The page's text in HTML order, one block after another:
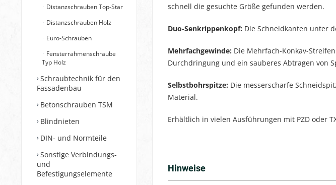
Distanzschrauben Top-Star
Distanzschrauben Holz
Euro-Schrauben
Fensterrahmenschraube
Typ Holz
Schraubtechnik für den
Fassadenbau
Betonschrauben TSM
Blindnieten
DIN- und Normteile
Sonstige Verbindungs-
und
Befestigungselemente
schnell die gesuchte Größe gefunden werden.
Duo-Senkrippenkopf: Die Schneidkanten unter
Mehrfachgewinde: Die Mehrfach-Konkav-
Durchdringung und ein sauberes Abtragen von
Selbstbohrspitze: Die messerscharfe
Material.
Erhältlich in vielen Ausführungen mit PZD oder
Hinweise